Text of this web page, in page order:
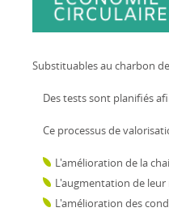
Substituables au charbon
Des tests sont planifiés
Ce processus de
L'amélioration de la
L'augmentation de leur
L'amélioration des